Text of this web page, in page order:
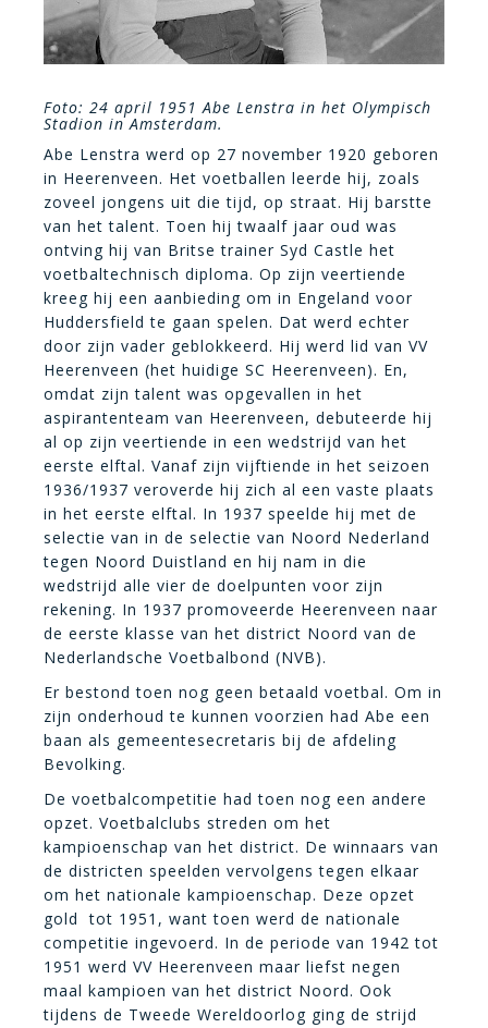
Foto: 24 april 1951 Abe Lenstra in het Olympisch
Stadion in Amsterdam.
Abe Lenstra werd op 27 november 1920 geboren
in Heerenveen. Het voetballen leerde hij, zoals
zoveel jongens uit die tijd, op straat. Hij barstte
van het talent. Toen hij twaalf jaar oud was
ontving hij van Britse trainer Syd Castle het
voetbaltechnisch diploma. Op zijn veertiende
kreeg hij een aanbieding om in Engeland voor
Huddersfield te gaan spelen. Dat werd echter
door zijn vader geblokkeerd. Hij werd lid van VV
Heerenveen (het huidige SC Heerenveen). En,
omdat zijn talent was opgevallen in het
aspirantenteam van Heerenveen, debuteerde hij
al op zijn veertiende in een wedstrijd van het
eerste elftal. Vanaf zijn vijftiende in het seizoen
1936/1937 veroverde hij zich al een vaste plaats
in het eerste elftal. In 1937 speelde hij met de
selectie van in de selectie van Noord Nederland
tegen Noord Duistland en hij nam in die
wedstrijd alle vier de doelpunten voor zijn
rekening. In 1937 promoveerde Heerenveen naar
de eerste klasse van het district Noord van de
Nederlandsche Voetbalbond (NVB).
Er bestond toen nog geen betaald voetbal. Om in
zijn onderhoud te kunnen voorzien had Abe een
baan als gemeentesecretaris bij de afdeling
Bevolking.
De voetbalcompetitie had toen nog een andere
opzet. Voetbalclubs streden om het
kampioenschap van het district. De winnaars van
de districten speelden vervolgens tegen elkaar
om het nationale kampioenschap. Deze opzet
gold tot 1951, want toen werd de nationale
competitie ingevoerd. In de periode van 1942 tot
1951 werd VV Heerenveen maar liefst negen
maal kampioen van het district Noord. Ook
tijdens de Tweede Wereldoorlog ging de strijd